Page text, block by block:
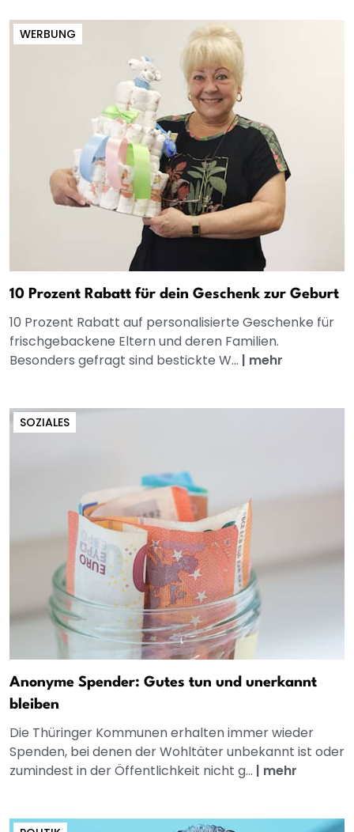
WERBUNG
10 Prozent Rabatt für dein Geschenk zur Geburt
10 Prozent Rabatt auf personalisierte Geschenke für
frischgebackene Eltern und deren Familien.
Besonders gefragt sind bestickte W... | mehr
SOZIALES
Anonyme Spender: Gutes tun und unerkannt
bleiben
Die Thüringer Kommunen erhalten immer wieder
Spenden, bei denen der Wohltäter unbekannt ist oder
zumindest in der Öffentlichkeit nicht g... | mehr